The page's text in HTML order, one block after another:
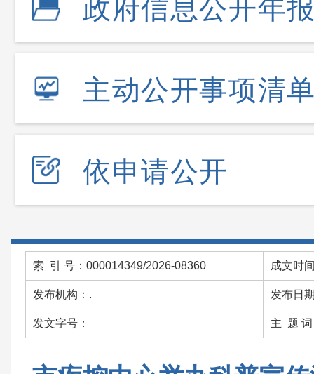
政府信息公开年
主动公开事项清
依申请公开
索 引 号：000014349/2026-08360 成文时
发布机构：. 发布日
发文字号： 主 题 词